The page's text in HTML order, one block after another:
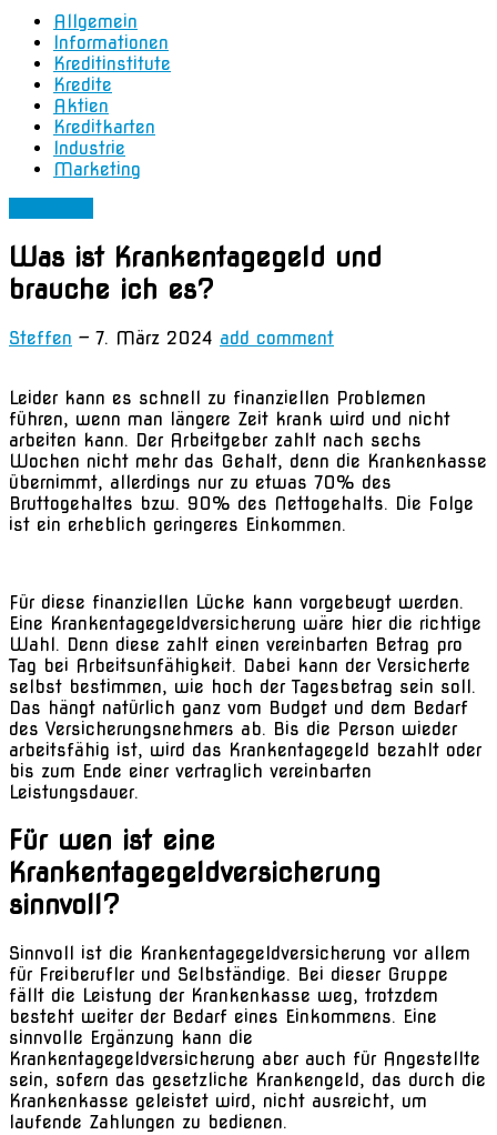
Allgemein
Informationen
Kreditinstitute
Kredite
Aktien
Kreditkarten
Industrie
Marketing
Was ist Krankentagegeld und
brauche ich es?
Steffen — 7. März 2024 add comment
Leider kann es schnell zu finanziellen Problemen
führen, wenn man längere Zeit krank wird und nicht
arbeiten kann. Der Arbeitgeber zahlt nach sechs
Wochen nicht mehr das Gehalt, denn die Krankenkasse
übernimmt, allerdings nur zu etwas 70% des
Bruttogehaltes bzw. 90% des Nettogehalts. Die Folge
ist ein erheblich geringeres Einkommen.
Für diese finanziellen Lücke kann vorgebeugt werden.
Eine Krankentagegeldversicherung wäre hier die richtige
Wahl. Denn diese zahlt einen vereinbarten Betrag pro
Tag bei Arbeitsunfähigkeit. Dabei kann der Versicherte
selbst bestimmen, wie hoch der Tagesbetrag sein soll.
Das hängt natürlich ganz vom Budget und dem Bedarf
des Versicherungsnehmers ab. Bis die Person wieder
arbeitsfähig ist, wird das Krankentagegeld bezahlt oder
bis zum Ende einer vertraglich vereinbarten
Leistungsdauer.
Für wen ist eine
Krankentagegeldversicherung
sinnvoll?
Sinnvoll ist die Krankentagegeldversicherung vor allem
für Freiberufler und Selbständige. Bei dieser Gruppe
fällt die Leistung der Krankenkasse weg, trotzdem
besteht weiter der Bedarf eines Einkommens. Eine
sinnvolle Ergänzung kann die
Krankentagegeldversicherung aber auch für Angestellte
sein, sofern das gesetzliche Krankengeld, das durch die
Krankenkasse geleistet wird, nicht ausreicht, um
laufende Zahlungen zu bedienen.